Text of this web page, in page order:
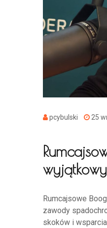
pcybulski 25
Rumcajsowe
zawody
skoków i